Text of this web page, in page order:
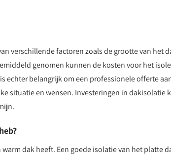
verschillende factoren zoals de grootte van het
genomen kunnen de kosten voor het
echter belangrijk om een professionele offerte
situatie en wensen. Investeringen in dakisolatie
dak heeft. Een goede isolatie van het platte